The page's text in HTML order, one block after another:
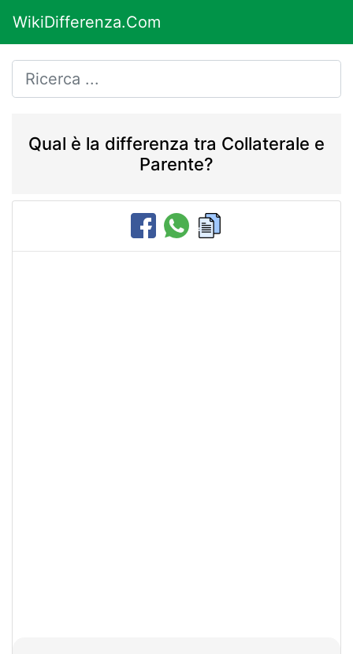
WikiDifferenza.Com
Qual è la differenza tra Collaterale e
Parente?